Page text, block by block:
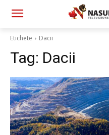
Etichete Dacii
Tag: Dacii